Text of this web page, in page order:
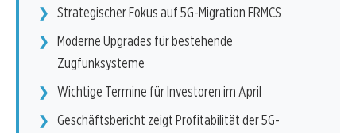
Strategischer Fokus auf 5G-Migration FRMCS
Moderne Upgrades für bestehende
Zugfunksysteme
Wichtige Termine für Investoren im April
Geschäftsbericht zeigt Profitabilität der 5G-